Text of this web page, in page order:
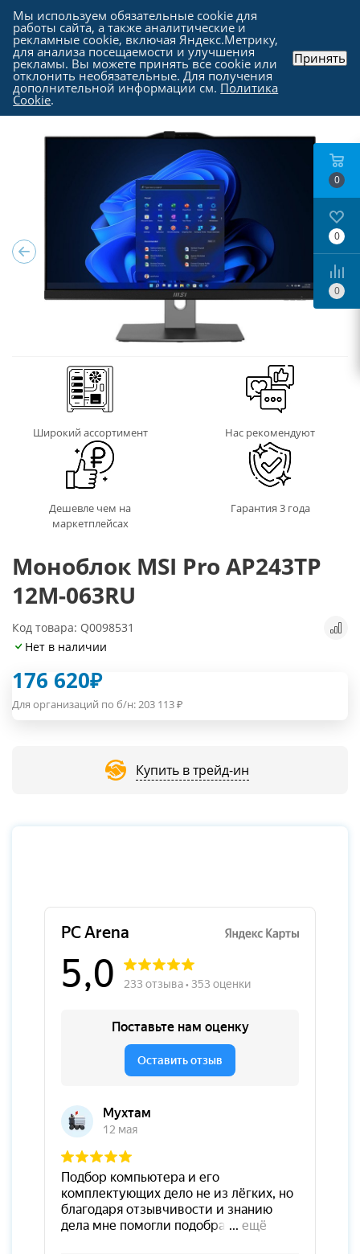
Каталог - Ноутбуки, моноблоки и прочие
-
Моноблоки в Москве
Широкий ассортимент Нас рекомендуют
Дешевле чем на
маркетплейсах
Гарантия 3 года
Моноблок MSI Pro AP243TP
12M-063RU
Код товара: Q0098531
Нет в наличии
176 620₽
Для организаций по б/н:203 113₽
Купить в трейд-ин
0
0
0
Мы используем обязательные cookie для
работы сайта, а также аналитические и
рекламные cookie, включая Яндекс.Метрику,
для анализа посещаемости и улучшения
рекламы. Вы можете принять все cookie или
отклонить необязательные. Для получения
дополнительной информации см. Политика
Cookie.
Принять